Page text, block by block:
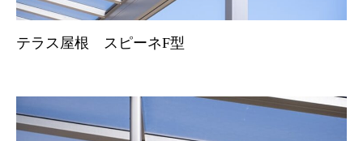
テラス屋根 スピーネF型